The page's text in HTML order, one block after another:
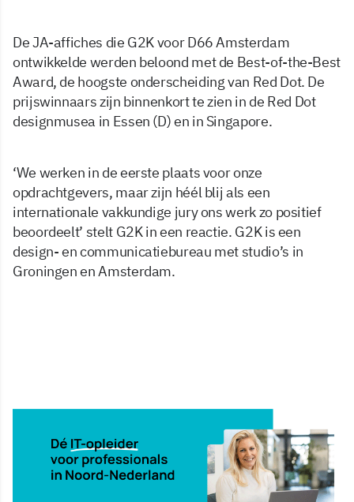
De JA-affiches die G2K voor D66 Amsterdam
ontwikkelde werden beloond met de Best-of-the-Best
Award, de hoogste onderscheiding van Red Dot. De
prijswinnaars zijn binnenkort te zien in de Red Dot
designmusea in Essen (D) en in Singapore.
‘We werken in de eerste plaats voor onze
opdrachtgevers, maar zijn héél blij als een
internationale vakkundige jury ons werk zo positief
beoordeelt’ stelt G2K in een reactie. G2K is een
design- en communicatiebureau met studio’s in
Groningen en Amsterdam.
26 aug 2010, 21:34